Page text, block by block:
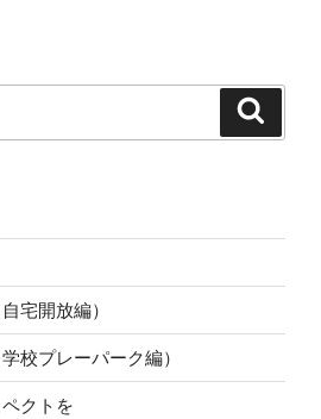
宅開放編）
校プレーパーク編）
クトを